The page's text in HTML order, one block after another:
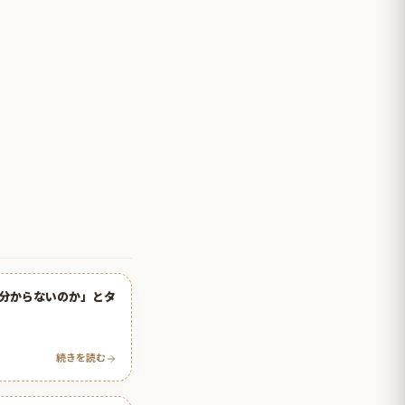
からないのか」とタ
続きを読む